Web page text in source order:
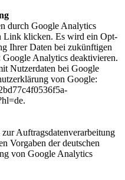
durch Google Analytics
Link klicken. Es wird ein Opt-
Ihrer Daten bei zukünftigen
Google Analytics deaktivieren.
Nutzerdaten bei Google
von Google:
Auftragsdatenverarbeitung
Vorgaben der deutschen
von Google Analytics